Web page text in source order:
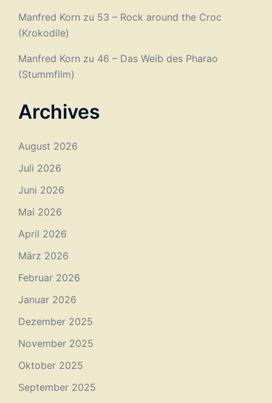
Manfred Korn zu 53 – Rock around the Croc
(Krokodile)
Manfred Korn zu 46 – Das Weib des Pharao
(Stummfilm)
Archives
August 2026
Juli 2026
Juni 2026
Mai 2026
April 2026
März 2026
Februar 2026
Januar 2026
Dezember 2025
November 2025
Oktober 2025
September 2025